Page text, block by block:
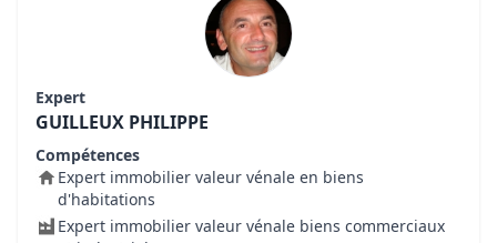
Expert
GUILLEUX PHILIPPE
Compétences
Expert immobilier valeur vénale en biens
d'habitations
Expert immobilier valeur vénale biens commerciaux